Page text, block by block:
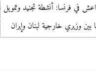
داعش في فرنسا: أنشطة تجنيد
وزيري خارجية لبنان وإيران